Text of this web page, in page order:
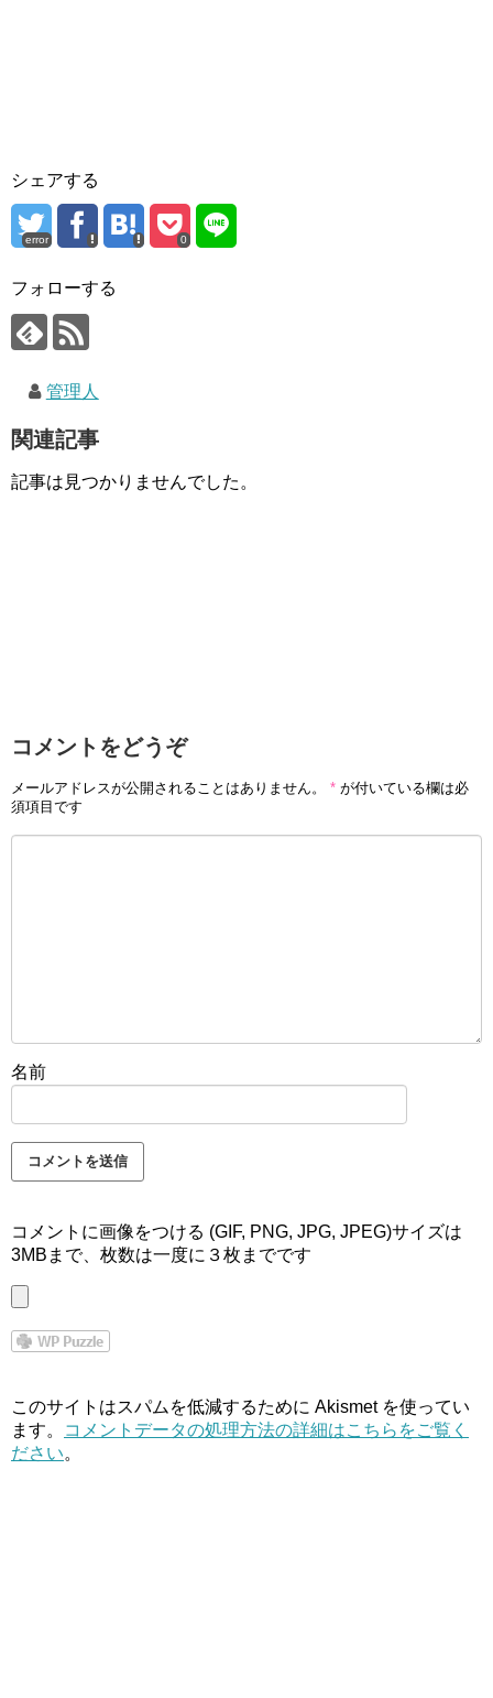
シェアする
error 0
フォローする
管理人
関連記事
記事は見つかりませんでした。
コメントをどうぞ
メールアドレスが公開されることはありません。 * が付いている欄は必
須項目です
名前
コメントに画像をつける (GIF, PNG, JPG, JPEG)サイズは
3MBまで、枚数は一度に３枚までです
このサイトはスパムを低減するために Akismet を使ってい
ます。
コメントデータの処理方法の詳細はこちらをご覧く
ださい。